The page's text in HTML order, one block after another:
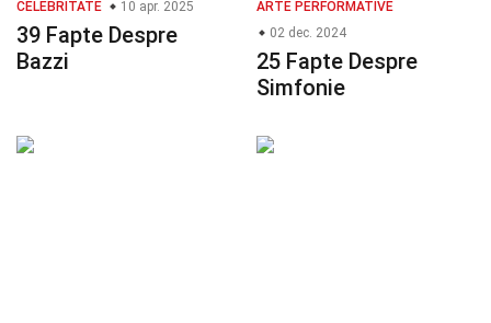
CELEBRITATE 10 apr. 2025
39 Fapte Despre
Bazzi
ARTE PERFORMATIVE
02 dec. 2024
25 Fapte Despre
Simfonie